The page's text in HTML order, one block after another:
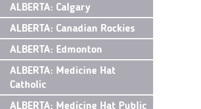
ALBERTA: Calgary
ALBERTA: Canadian Rockies
ALBERTA: Edmonton
ALBERTA: Medicine Hat
Catholic
ALBERTA: Medicine Hat Public